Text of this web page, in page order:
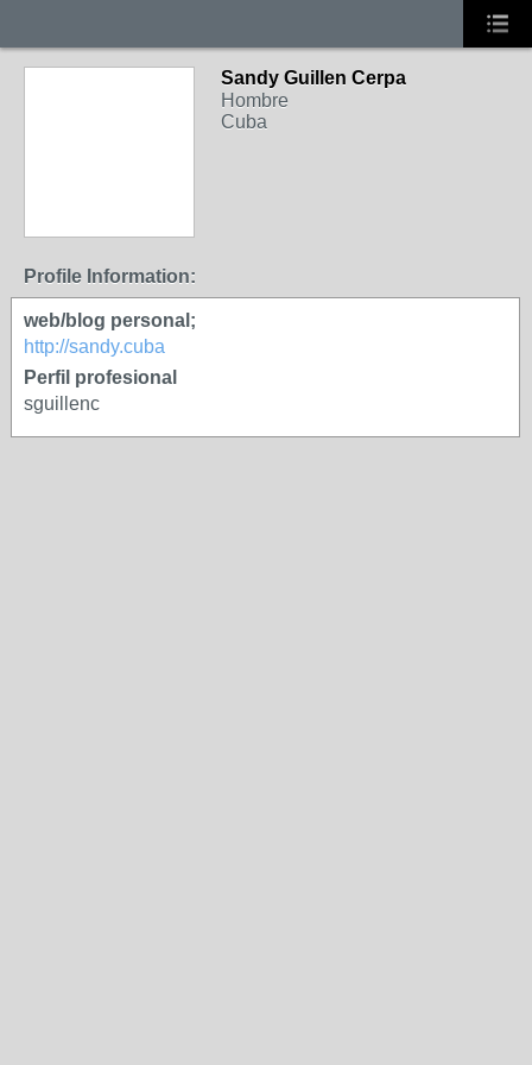
Sandy Guillen Cerpa
Hombre
Cuba
Profile Information:
web/blog personal;
http://sandy.cuba
Perfil profesional
sguillenc